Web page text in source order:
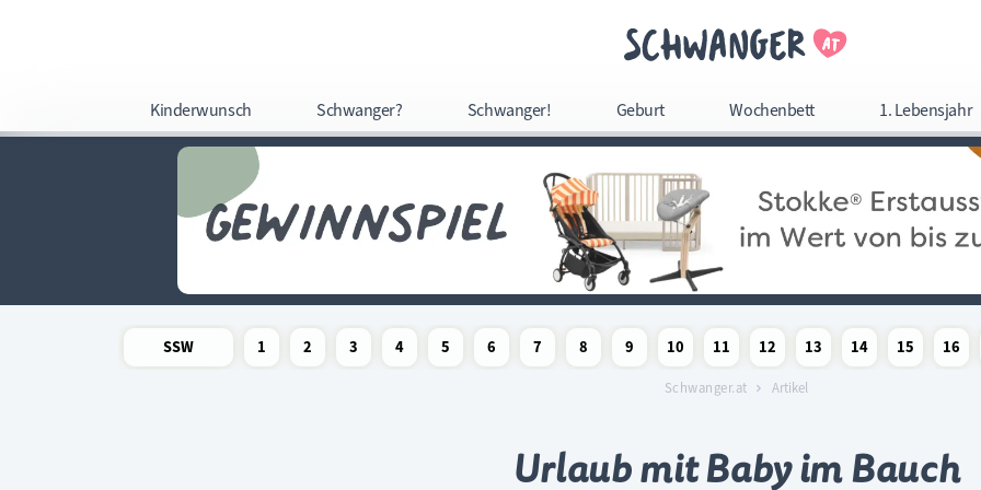
Kinderwunsch Schwanger? Schwanger! Geburt Wochenbett 1. Lebensjahr
überspringen
SSW
1
2
3
4
5
6
7
8
9
Schwangerschaftswoche
10
Schwangerschaftswoche
11
Schwangerschaftswoche
12
Schwangerschaftswoche
13
Schwangerschaftswoche
14
Schwangerschaftswoche
15
16
Schwanger.at Artikel
Urlaub mit Baby im Bauch